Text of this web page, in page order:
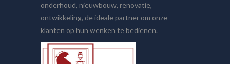
onderhoud, nieuwbouw, renovatie,
ontwikkeling, de ideale partner om onze
klanten op hun wenken te bedienen.